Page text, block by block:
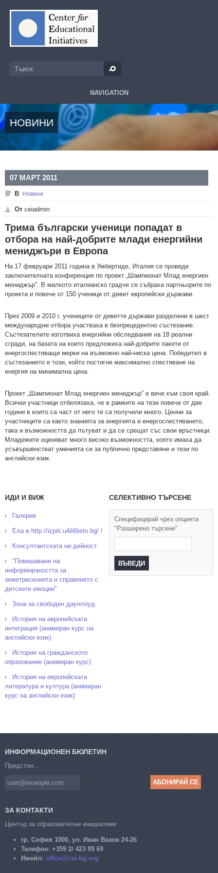
Търси
NAVIGATION
НОВИНИ
07 МАРТ 2011
В Новини
От ceiadmin
Трима български ученици попадат в
отбора на най-добрите млади енергийни
мениджъри в Европа
На 17 февруари 2011 година в Умбертиде, Италия се проведе
заключителната конференция по проект „Шампионат Млад енергиен
мениджър”. В малкото италианско градче се събраха партньорите по
проекта и повече от 150 ученици от девет европейски държави.
През 2009 и 2010 г. учениците от деветте държави разделени в шест
международни отбора участваха в безпрецедентно състезание.
Състезателите изготвиха енергийни обследвания на 18 реални
сгради, на базата на които предложиха най-добрите пакети от
енергоспестяващи мерки на възможно най-ниска цена. Победител в
състезанието е този, който постигне максимално спестяване на
енергия на минимална цена.
Проект „Шампионат Млад енергиен мениджър” е вече към своя край.
Всички участници отбелязаха, че в рамките на тези повече от две
години в които са част от него те са получили много. Ценни за
участниците са както знанията за енергията и енергоспестяването,
така и възможността да пътуват и да се срещат със свои връстници.
Младежите оценяват много високо възможността, която имаха да
усъвършенстват уменията си за публично представяне и тези по
английски език.
ИДИ И ВИЖ
Галерия
Ела в http://izpiti.u4ili6teto.bg/ !
Консултантската ни дейност
"Повишаване на
информираността за
земетресенията и справянето с
детските емоции"
Зона за свободен даунлоуд
История на европейската
интеграция (анимиран курс на
английски език)
История на гражданското
образование (анимиран курс)
История на европейската
литература и култура (анимиран
курс на английски език)
СЕЛЕКТИВНО ТЪРСЕНЕ
Специфицирай чрез опцията
"Разширено търсене"
ИНФОРМАЦИОНЕН БЮЛЕТИН
Предстои...
ЗА КОНТАКТИ
Център за образователни инициативи
гр. София 1000, ул. Иван Вазов 24-26
Телефон: +359 2/ 423 89 69
Имейл: office@cei-bg.org